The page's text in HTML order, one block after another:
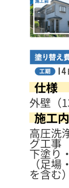
仕様
外壁（
施工
高圧洗
グ工事
下塗り
（足場
を含む）